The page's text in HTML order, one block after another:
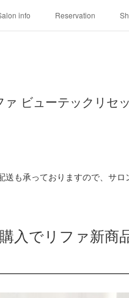
info Reservation
ビューテックリセ
も承っておりますので、サ
入でリファ新商